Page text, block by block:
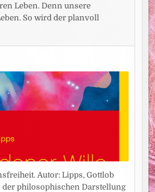
Leben. Denn unsere
So wird der planvoll
Autor: Lipps, Gottlob
der philosophischen Darstellung